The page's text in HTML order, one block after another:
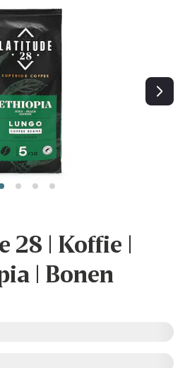
28 | Koffie |
| Bonen